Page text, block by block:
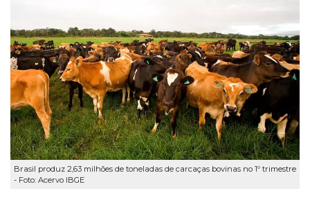
Brasil produz 2,63 milhões de toneladas de carcaças bovinas no 1º trimestre
- Foto: Acervo IBGE